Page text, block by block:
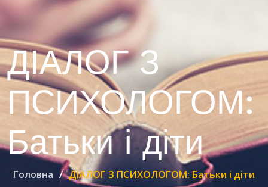
ДІАЛОГ З
ПСИХОЛОГОМ:
Батьки і діти
Головна ДІАЛОГ З ПСИХОЛОГОМ: Батьки і діти